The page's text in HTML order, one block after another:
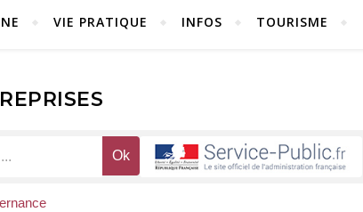
VIE PRATIQUE INFOS TOURISME